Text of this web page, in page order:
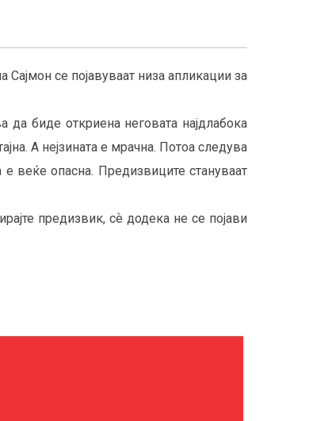
се појавуваат низа апликации за
да биде откриена неговата најдлабока
А нејзината е мрачна. Потоа следува
веќе опасна. Предизвиците стануваат
предизвик, сѐ додека не се појави